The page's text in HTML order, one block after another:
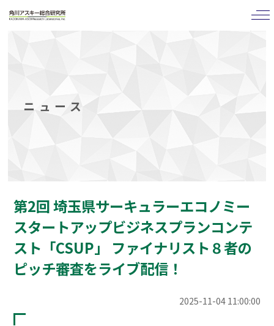
ニュース
第2回 埼玉県サーキュラーエコノミー
スタートアップビジネスプランコンテ
スト「CSUP」 ファイナリスト８者の
ピッチ審査をライブ配信！
2025-11-04 11:00:00